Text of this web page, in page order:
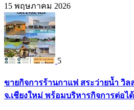
15 พฤษภาคม 2026
5
ขายกิจการร้านกาแฟ สระว่ายน้ำ วิล
จ.เชียงใหม่ พร้อมบริหารกิจการต่อได้